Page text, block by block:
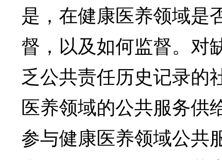
是，在健康医养领域是
督，以及如何监督。对
乏公共责任历史记录的
医养领域的公共服务供
参与健康医养领域公共